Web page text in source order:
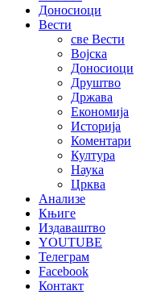
Доносиоци
Вести
све Вести
Војска
Доносиоци
Друштво
Држава
Економија
Историја
Коментари
Култура
Наука
Црква
Анализе
Књиге
Издаваштво
YOUTUBE
Телеграм
Facebook
Контакт